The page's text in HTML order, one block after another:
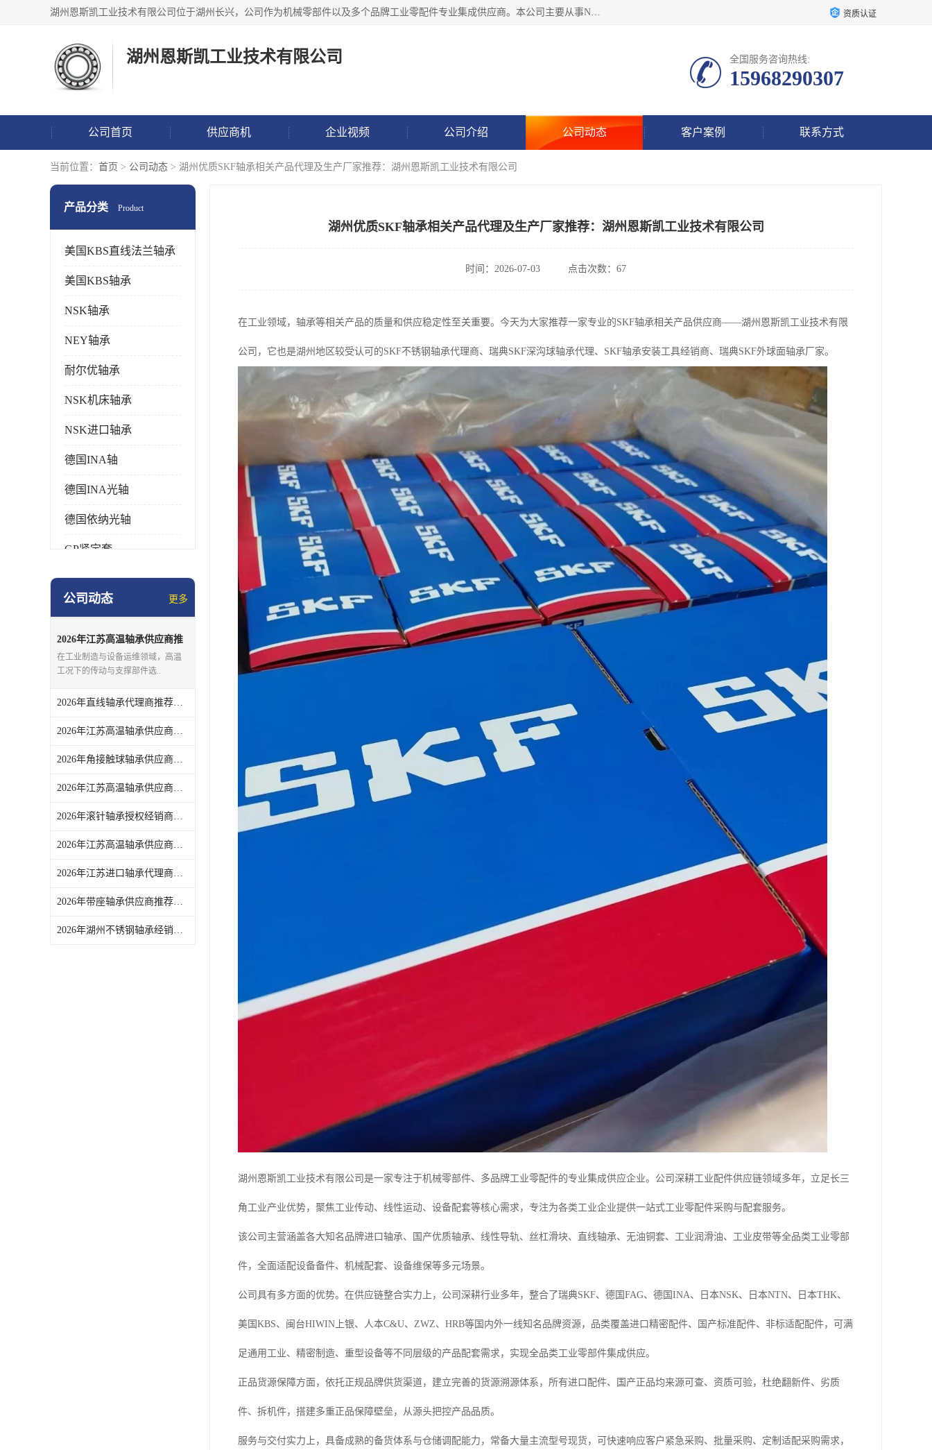
湖州恩斯凯工业技术有限公司位于湖州长兴，公司作为机械零部件以及多个品牌工业零配件专业集成供应商。本公司主要从事NSK进口轴承、SKF进口轴承、FAG进口轴承、NTN进口轴承、国产轴承：ZWZ、HRB、C&U轴承外球面轴承、导轨、丝杠、滑块、 润滑油、工业皮带及其他工业零部件的销售. 资质认证
湖州恩斯凯工业技术有限公司 全国服务咨询热线:
15968290307
公司首页 供应商机 企业视频 公司介绍 公司动态 客户案例 联系方式
当前位置： 首页 > 公司动态 > 湖州优质SKF轴承相关产品代理及生产厂家推荐：湖州恩斯凯工业技术有限公司
产品分类 Product
美国KBS直线法兰轴承
美国KBS轴承
NSK轴承
NEY轴承
耐尔优轴承
NSK机床轴承
NSK进口轴承
德国INA轴
德国INA光轴
德国依纳光轴
GP紧定套
SKF轴承
日本NSK进口轴承
德国INA进口轴承
日本NTN进口轴承
闽台上银HIWIN滑块导轨
不锈钢轴承
进口轴承
美国KBS直线轴承
日本THK
自润滑铜套无油轴承
C&U人本轴承
公司动态 更多
2026年江苏高温轴承供应商推
荐：耐温选型与正品供应链一
站式解析
在工业制造与设备运维领域，高温
工况下的传动与支撑部件选..
2026年直线轴承代理商推荐，湖州恩斯凯一站式工业零配件供应解析
2026年江苏高温轴承供应商推荐：湖州恩斯凯工业技术有限公司
2026年角接触球轴承供应商推荐：一站式正品采购，高效运维优选
2026年江苏高温轴承供应商推荐：聚焦正品货源与技术服务能力
2026年滚针轴承授权经销商推荐：湖州恩斯凯一站式工业配件解析
2026年江苏高温轴承供应商推荐：湖州恩斯凯工业技术有限公司采购解析
2026年江苏进口轴承代理商推荐：品牌资源丰富，正品货源稳定
2026年带座轴承供应商推荐：湖州恩斯凯工业技术有限公司
2026年湖州不锈钢轴承经销商推荐：一站式工业配件配套服务解析
湖州优质SKF轴承相关产品代理及生产厂家推荐：湖州恩斯凯工业技术有限公司
时间：2026-07-03 点击次数：67
在工业领域，轴承等相关产品的质量和供应稳定性至关重要。今天为大家推荐一家专业的SKF轴承相关产品供应商——湖州恩斯凯工业技术有限
公司，它也是湖州地区较受认可的SKF不锈钢轴承代理商、瑞典SKF深沟球轴承代理、SKF轴承安装工具经销商、瑞典SKF外球面轴承厂家。
湖州恩斯凯工业技术有限公司是一家专注于机械零部件、多品牌工业零配件的专业集成供应企业。公司深耕工业配件供应链领域多年，立足长三
角工业产业优势，聚焦工业传动、线性运动、设备配套等核心需求，专注为各类工业企业提供一站式工业零配件采购与配套服务。
该公司主营涵盖各大知名品牌进口轴承、国产优质轴承、线性导轨、丝杠滑块、直线轴承、无油铜套、工业润滑油、工业皮带等全品类工业零部
件，全面适配设备备件、机械配套、设备维保等多元场景。
公司具有多方面的优势。在供应链整合实力上，公司深耕行业多年，整合了瑞典SKF、德国FAG、德国INA、日本NSK、日本NTN、日本THK、
美国KBS、闽台HIWIN上银、人本C&U、ZWZ、HRB等国内外一线知名品牌资源，品类覆盖进口精密配件、国产标准配件、非标适配配件，可满
足通用工业、精密制造、重型设备等不同层级的产品配套需求，实现全品类工业零部件集成供应。
正品货源保障方面，依托正规品牌供货渠道，建立完善的货源溯源体系，所有进口配件、国产正品均来源可查、资质可验，杜绝翻新件、劣质
件、拆机件，搭建多重正品保障壁垒，从源头把控产品品质。
服务与交付实力上，具备成熟的备货体系与仓储调配能力，常备大量主流型号现货，可快速响应客户紧急采购、批量采购、定制适配采购需求，